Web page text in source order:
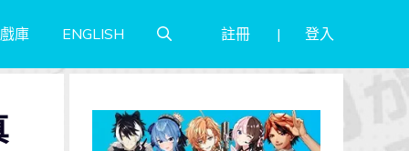
庫 ENGLISH 註冊 登入